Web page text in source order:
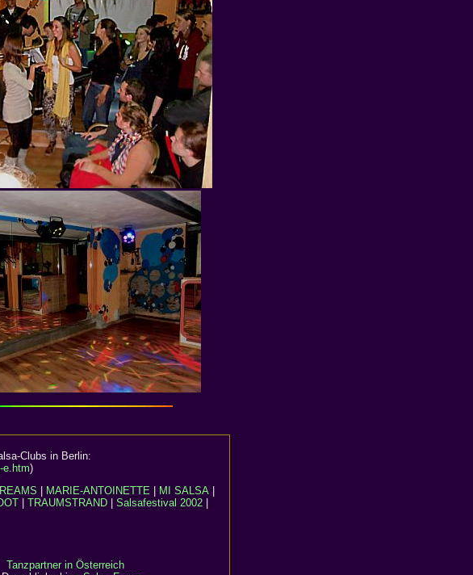
Clubs in Berlin:
e.htm)
MARIE-ANTOINETTE MI SALSA
TRAUMSTRAND Salsafestival 2002
Tanzpartner in Österreich